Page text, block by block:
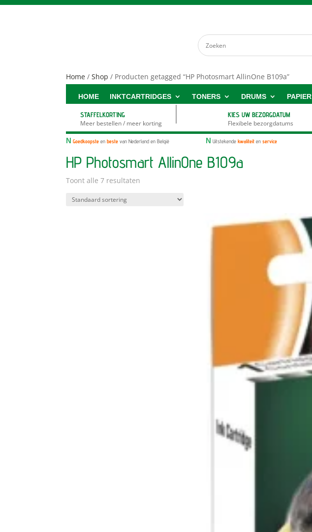
HOME INKTCARTRIDGES TONERS DRUMS PAPIER
STAFFELKORTING
Meer bestellen / meer korting
KIES UW BEZORGDATUM
Flexibele bezorgdatums
N Goedkoopste enbeste van Nederland en België N Uitstekendekwaliteiten service
Home /Shop / Producten getagged “HP Photosmart AllinOne B109a”
HP Photosmart AllinOne B109a
Toont alle 7 resultaten